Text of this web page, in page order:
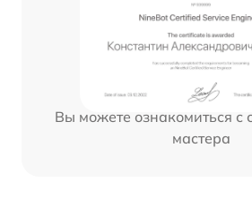
Вы можете ознакомиться с
мастера